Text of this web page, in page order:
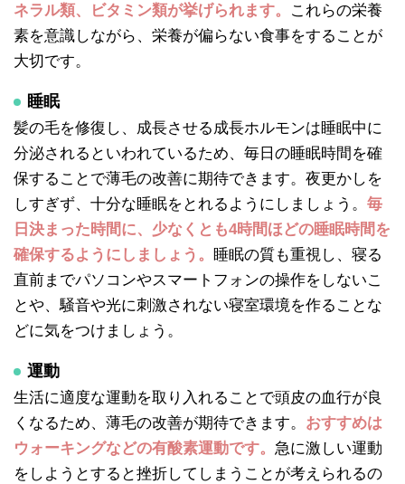
ネラル類、ビタミン類が挙げられます。
これらの栄養
素を意識しながら、栄養が偏らない食事をすることが
大切です。
睡眠
髪の毛を修復し、成長させる成長ホルモンは睡眠中に
分泌されるといわれているため、毎日の睡眠時間を確
保することで薄毛の改善に期待できます。夜更かしを
しすぎず、十分な睡眠をとれるようにしましょう。 毎
日決まった時間に、少なくとも4時間ほどの睡眠時間を
確保するようにしましょう。
睡眠の質も重視し、寝る
直前までパソコンやスマートフォンの操作をしないこ
とや、騒音や光に刺激されない寝室環境を作ることな
どに気をつけましょう。
運動
生活に適度な運動を取り入れることで頭皮の血行が良
くなるため、薄毛の改善が期待できます。 おすすめは
ウォーキングなどの有酸素運動です。 急に激しい運動
をしようとすると挫折してしまうことが考えられるの